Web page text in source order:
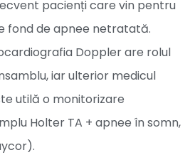
pacienți care vin pentru
fond de apnee netratată.
Doppler are rolul
iar ulterior medicul
utilă o monitorizare
Holter TA + apnee în somn,